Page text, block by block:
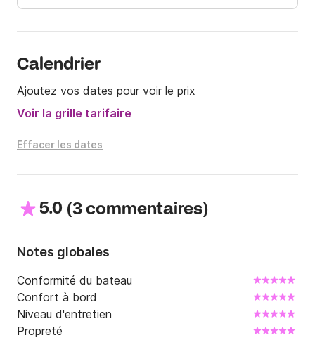
Qu'est-ce que tu attends? Venez passer une journée
incroyable à la découverte du Lac Majeur !
N'hésitez pas à me contacter sur Click&Boat pour
Calendrier
Ajoutez vos dates pour voir le prix
Voir la grille tarifaire
Effacer les dates
5.0 (3 commentaires)
Notes globales
Conformité du bateau
Confort à bord
Niveau d'entretien
Propreté